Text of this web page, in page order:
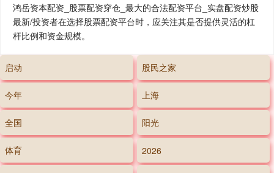
鸿岳资本配资_股票配资穿仓_最大的合法配资平台_实盘配资炒股
最新/投资者在选择股票配资平台时，应关注其是否提供灵活的杠
杆比例和资金规模。
启动 股民之家
今年 上海
全国 阳光
体育 2026